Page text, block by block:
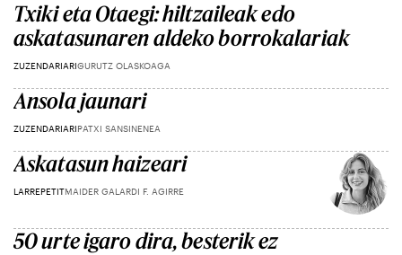
Txiki eta Otaegi: hiltzaileak edo
askatasunaren aldeko borrokalariak
ZUZENDARIARIGURUTZ OLASKOAGA
Ansola jaunari
ZUZENDARIARIPATXI SANSINENEA
Askatasun haizeari
LARREPETITMAIDER GALARDI F. AGIRRE
50 urte igaro dira, besterik ez